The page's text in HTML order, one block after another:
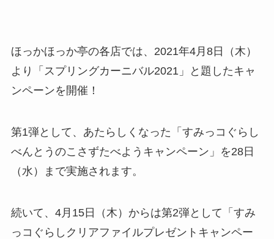
ほっかほっか亭の各店では、2021年4月8日（木）
より「スプリングカーニバル2021」と題したキャ
ンペーンを開催！
第1弾として、あたらしくなった「すみっコぐらし
べんとうのこさずたべようキャンペーン」を28日
（水）まで実施されます。
続いて、4月15日（木）からは第2弾として「すみ
っコぐらしクリアファイルプレゼントキャンペー